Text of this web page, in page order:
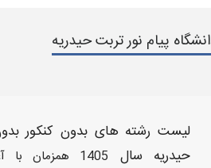
پیام نور تربت حیدریه
لیست رشته های بدون کنکور
حیدریه سال 1405 همزمان با